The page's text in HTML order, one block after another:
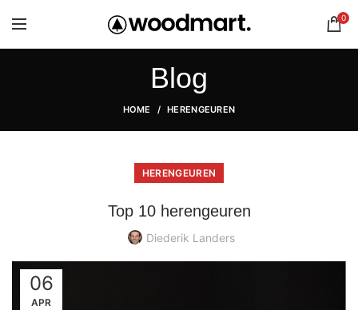
0
Blog
HOME HERENGEUREN
HERENGEUREN
Top 10 herengeuren
Diederik Landers
06
APR